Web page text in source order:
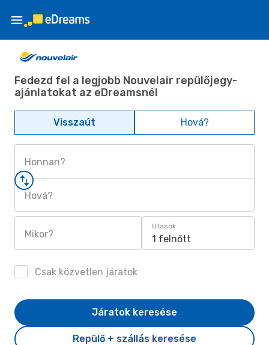
Fedezd fel a legjobb Nouvelair repülőjegy-
ajánlatokat az eDreamsnél
Visszaút Hová?
Honnan?
Hová?
Mikor?
Utasok
1 felnőtt
Csak közvetlen járatok
Repülő + szállás keresése
Járatok keresése